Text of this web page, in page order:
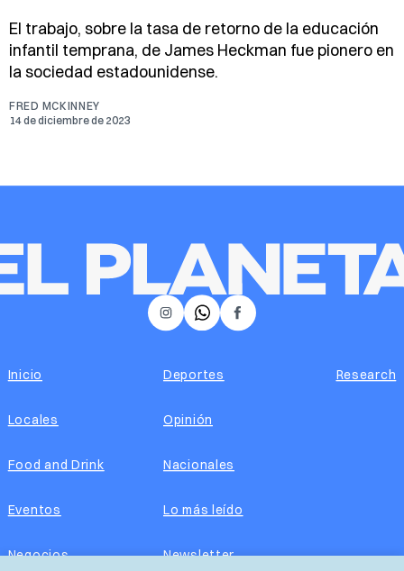
El trabajo, sobre la tasa de retorno de la educación
infantil temprana, de James Heckman fue pionero en
la sociedad estadounidense.
FRED MCKINNEY
14 de diciembre de 2023
𝕏 Facebook
Instagram
Inicio
Locales
Food and Drink
Eventos
Negocios
Deportes
Opinión
Nacionales
Lo más leído
Newsletter
Research